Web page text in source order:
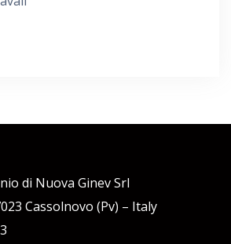
di Nuova Ginev Srl
Cassolnovo (Pv) – Italy